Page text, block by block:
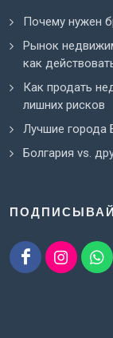
Почему нужен
Рынок
как
Как продать
лишних рисков
Лучшие города
Болгария vs.